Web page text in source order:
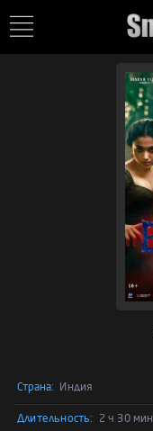
Страна: Индия
Длительность: 2 ч 30 мин